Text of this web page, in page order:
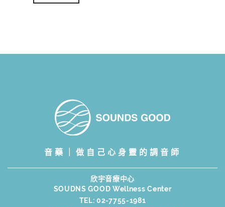
音藥｜做自己心身靈的調音師
欣宇音療中心
SOUDNS GOOD Wellness Center
TEL:02-7755-1981